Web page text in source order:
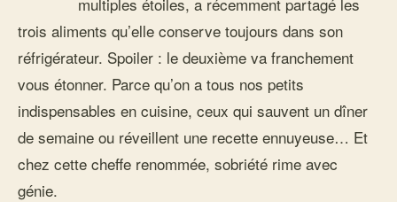
trois aliments qu’elle conserve toujours dans son
réfrigérateur. Spoiler : le deuxième va franchement
vous étonner. Parce qu’on a tous nos petits
indispensables en cuisine, ceux qui sauvent un dîner
de semaine ou réveillent une recette ennuyeuse… Et
chez cette cheffe renommée, sobriété rime avec
génie.